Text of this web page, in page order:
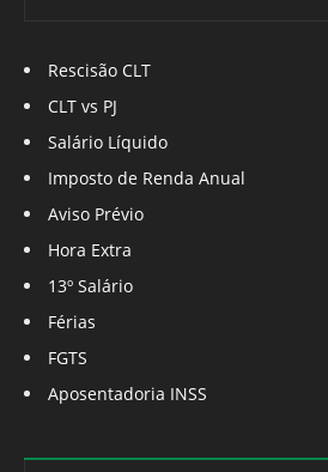
Rescisão CLT
CLT vs PJ
Salário Líquido
Imposto de Renda Anual
Aviso Prévio
Hora Extra
13º Salário
Férias
FGTS
Aposentadoria INSS